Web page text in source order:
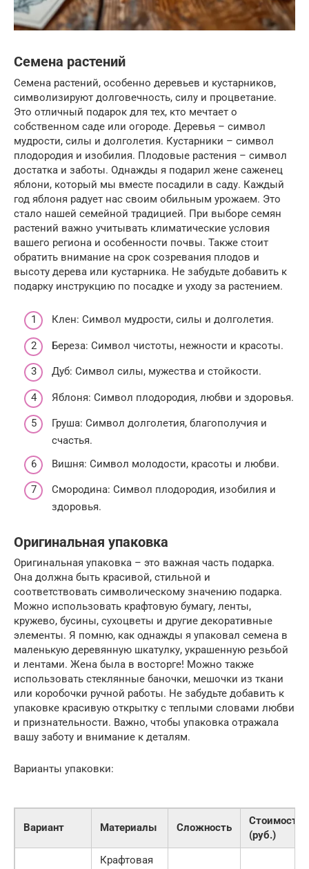
Семена растений
Семена растений, особенно деревьев и кустарников,
символизируют долговечность, силу и процветание.
Это отличный подарок для тех, кто мечтает о
собственном саде или огороде. Деревья – символ
мудрости, силы и долголетия. Кустарники – символ
плодородия и изобилия. Плодовые растения – символ
достатка и заботы. Однажды я подарил жене саженец
яблони, который мы вместе посадили в саду. Каждый
год яблоня радует нас своим обильным урожаем. Это
стало нашей семейной традицией. При выборе семян
растений важно учитывать климатические условия
вашего региона и особенности почвы. Также стоит
обратить внимание на срок созревания плодов и
высоту дерева или кустарника. Не забудьте добавить к
подарку инструкцию по посадке и уходу за растением.
Клен: Символ мудрости, силы и долголетия.
Береза: Символ чистоты, нежности и красоты.
Дуб: Символ силы, мужества и стойкости.
Яблоня: Символ плодородия, любви и здоровья.
Груша: Символ долголетия, благополучия и
счастья.
Вишня: Символ молодости, красоты и любви.
Смородина: Символ плодородия, изобилия и
здоровья.
Оригинальная упаковка
Оригинальная упаковка – это важная часть подарка.
Она должна быть красивой, стильной и
соответствовать символическому значению подарка.
Можно использовать крафтовую бумагу, ленты,
кружево, бусины, сухоцветы и другие декоративные
элементы. Я помню, как однажды я упаковал семена в
маленькую деревянную шкатулку, украшенную резьбой
и лентами. Жена была в восторге! Можно также
использовать стеклянные баночки, мешочки из ткани
или коробочки ручной работы. Не забудьте добавить к
упаковке красивую открытку с теплыми словами любви
и признательности. Важно, чтобы упаковка отражала
вашу заботу и внимание к деталям.
Варианты упаковки:
Вариант Материалы Сложность
Стоимость
(руб.)
Крафтовая